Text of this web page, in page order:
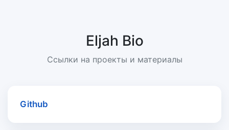
Eljah Bio
Ссылки на проекты и материалы
Github